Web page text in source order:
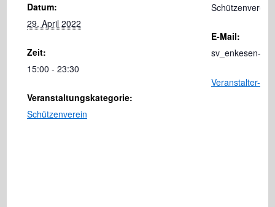
Datum:
29. April 2022
Zeit:
15:00 - 23:30
Veranstaltungskategorie:
Schützenverein
Schützenverein
E-Mail:
sv_enkesen-
Veranstalter-